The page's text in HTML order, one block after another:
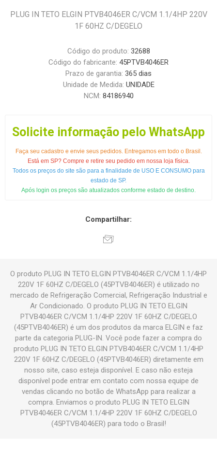
PLUG IN TETO ELGIN PTVB4046ER C/VCM 1.1/4HP 220V
1F 60HZ C/DEGELO
Código do produto: 32688
Código do fabricante: 45PTVB4046ER
Prazo de garantia: 365 dias
Unidade de Medida: UNIDADE
NCM: 84186940
Solicite informação pelo WhatsApp
Faça seu cadastro e envie seus pedidos. Entregamos em todo o Brasil.
Está em SP? Compre e retire seu pedido em nossa loja física.
Todos os preços do site são para a finalidade de USO E CONSUMO para
estado de SP.
Após login os preços são atualizados conforme estado de destino.
Compartilhar:
O produto PLUG IN TETO ELGIN PTVB4046ER C/VCM 1.1/4HP
220V 1F 60HZ C/DEGELO (45PTVB4046ER) é utilizado no
mercado de Refrigeração Comercial, Refrigeração Industrial e
Ar Condicionado. O produto PLUG IN TETO ELGIN
PTVB4046ER C/VCM 1.1/4HP 220V 1F 60HZ C/DEGELO
(45PTVB4046ER) é um dos produtos da marca ELGIN e faz
parte da categoria PLUG-IN. Você pode fazer a compra do
produto PLUG IN TETO ELGIN PTVB4046ER C/VCM 1.1/4HP
220V 1F 60HZ C/DEGELO (45PTVB4046ER) diretamente em
nosso site, caso esteja disponível. E caso não esteja
disponível pode entrar em contato com nossa equipe de
vendas clicando no botão de WhatsApp para realizar a
compra. Enviamos o produto PLUG IN TETO ELGIN
PTVB4046ER C/VCM 1.1/4HP 220V 1F 60HZ C/DEGELO
(45PTVB4046ER) para todo o Brasil!